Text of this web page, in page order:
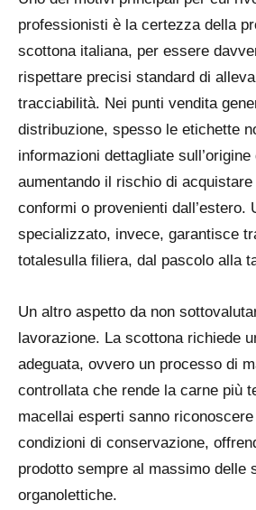
professionisti è la certezza della
scottona italiana, per essere
rispettare precisi standard di
tracciabilità. Nei punti vendita
distribuzione, spesso le etichette
informazioni dettagliate
aumentando il rischio di
conformi o provenienti dall’estero.
specializzato, invece, garantisce
totalesulla filiera, dal pascolo alla
Un altro aspetto da non
lavorazione. La scottona richiede
adeguata, ovvero un processo di
controllata che rende la carne più
macellai esperti sanno
condizioni di conservazione,
prodotto sempre al massimo delle
organolettiche.